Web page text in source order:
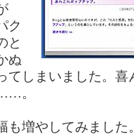
ク
と
ぬ
てしまいました。
。
も増やしてみまし